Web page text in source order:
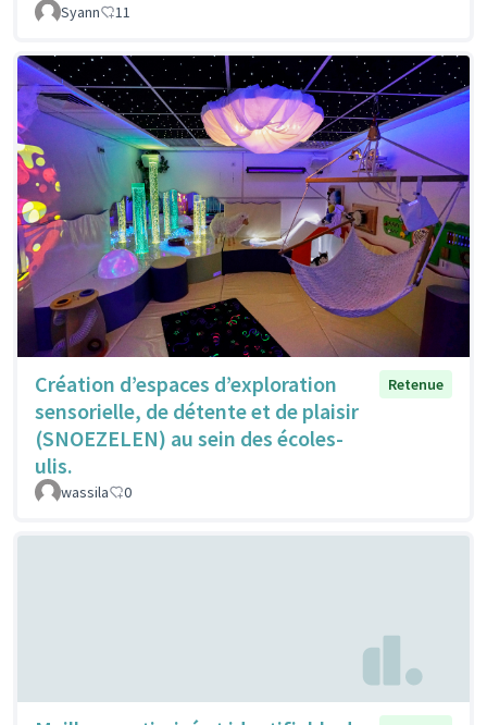
Syann
11
Création d’espaces d’exploration
sensorielle, de détente et de plaisir
(SNOEZELEN) au sein des écoles-
ulis.
Retenue
wassila 0